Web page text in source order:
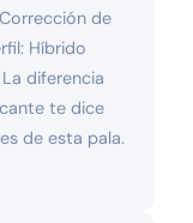
de
Híbrido
diferencia
te dice
de esta pala.